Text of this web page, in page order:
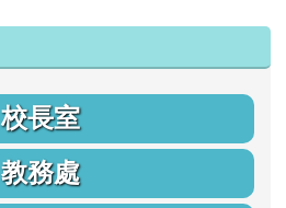
校長室
教務處